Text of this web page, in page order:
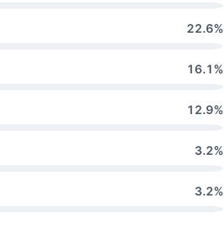
22.6%
16.1%
12.9%
3.2%
3.2%